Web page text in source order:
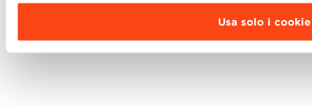
Usa solo i